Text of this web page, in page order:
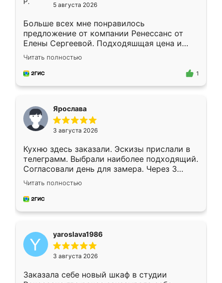
5 августа 2026
Больше всех мне понравилось
предложение от компании Ренессанс от
Елены Сергеевой. Подходяшщая цена и
короткие сроки изготовления. Приехавший
для замера сотрудник Владислав
предложил по моему эскизу самый
Читать полностью
1
Ярослава
3 августа 2026
Кухню здесь заказали. Эскизы прислали в
телеграмм. Выбрали наиболее подходящий.
Согласовали день для замера. Через 3
недели кухня была уже готова. Остались
довольны работой. Спасибо Ренессанс
мебель за качественную работу!
Читать полностью
yaroslava1986
3 августа 2026
Заказала себе новый шкаф в студии